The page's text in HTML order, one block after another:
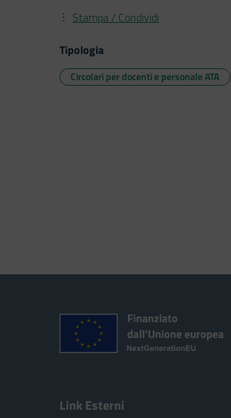
Stampa / Condividi
Tipologia
Circolari per docenti e personale ATA
Link Esterni